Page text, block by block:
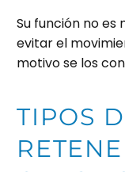
Su función no es
evitar el
motivo se los
TIPOS